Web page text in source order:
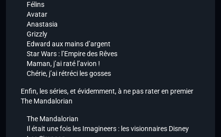
Félins
Avatar
Anastasia
Grizzly
Edward aux mains d’argent
Star Wars : l’Empire des Rêves
Maman, j’ai raté l’avion !
Chérie, j’ai rétréci les gosses
Enfin, les séries, et évidemment, à ne pas rater en premier
The Mandalorian
The Mandalorian
Il était une fois les Imagineers : les visionnaires Disney